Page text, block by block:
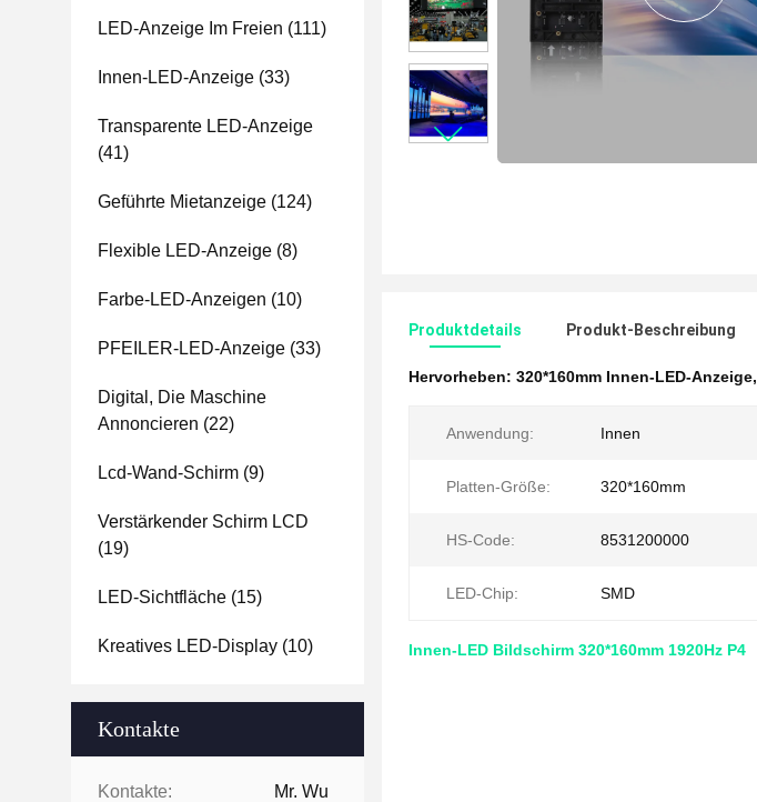
LED-Anzeige Im Freien (111)
Innen-LED-Anzeige (33)
Transparente LED-Anzeige
(41)
Geführte Mietanzeige (124)
Flexible LED-Anzeige (8)
Farbe-LED-Anzeigen (10)
PFEILER-LED-Anzeige (33)
Digital, Die Maschine
Annoncieren (22)
Lcd-Wand-Schirm (9)
Verstärkender Schirm LCD
(19)
LED-Sichtfläche (15)
Kreatives LED-Display (10)
Kontakte
Kontakte: Mr. Wu
Produktdetails Produkt-Beschreibung
Hervorheben: 320*160mm Innen-LED-Anzeige,
Anwendung: Innen
Platten-Größe: 320*160mm
HS-Code: 8531200000
LED-Chip: SMD
Innen-LED Bildschirm 320*160mm 1920Hz P4